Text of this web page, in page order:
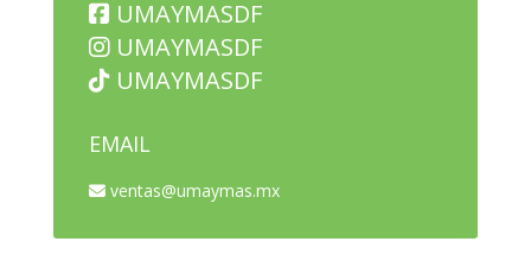
UMAYMASDF
UMAYMASDF
UMAYMASDF
EMAIL
ventas@umaymas.mx